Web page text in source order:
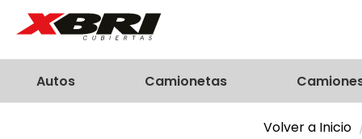
Autos Camionetas
Volver a Inicio